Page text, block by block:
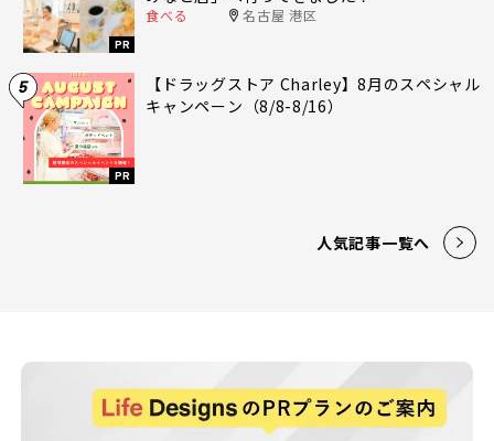
PR
食べる 名古屋 港区
5
PR
【ドラッグストア Charley】8月のスペシャル
キャンペーン（8/8-8/16）
人気記事一覧へ